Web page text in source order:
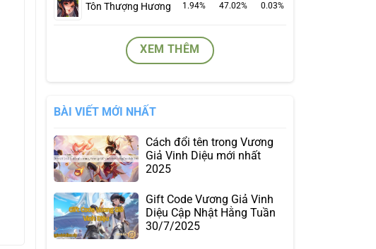
Tôn Thượng Hương 1.94% 47.02% 0.03%
XEM THÊM
BÀI VIẾT MỚI NHẤT
Cách đổi tên trong Vương
Giả Vinh Diệu mới nhất
2025
Gift Code Vương Giả Vinh
Diệu Cập Nhật Hằng Tuần
30/7/2025